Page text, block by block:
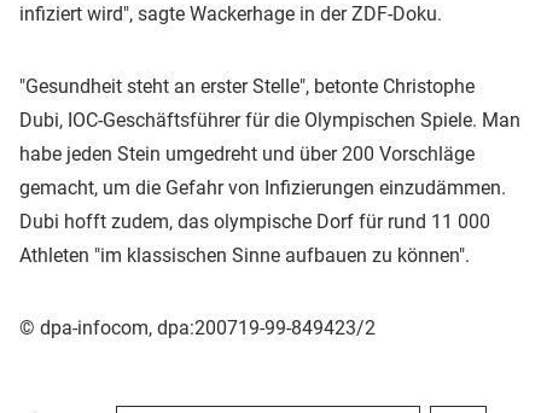
infiziert wird", sagte Wackerhage in der ZDF-Doku.
"Gesundheit steht an erster Stelle", betonte Christophe
Dubi, IOC-Geschäftsführer für die Olympischen Spiele. Man
habe jeden Stein umgedreht und über 200 Vorschläge
gemacht, um die Gefahr von Infizierungen einzudämmen.
Dubi hofft zudem, das olympische Dorf für rund 11 000
Athleten "im klassischen Sinne aufbauen zu können".
© dpa-infocom, dpa:200719-99-849423/2